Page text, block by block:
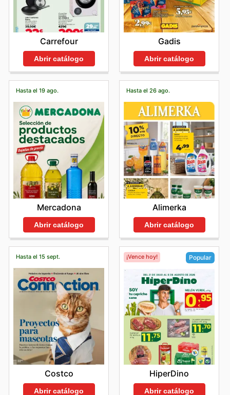
Carrefour
Abrir catálogo
Gadis
Abrir catálogo
Hasta el 19 ago.
Mercadona
Abrir catálogo
Hasta el 26 ago.
Alimerka
Abrir catálogo
Hasta el 15 sept.
Costco
Abrir catálogo
¡Vence hoy! Popular
HiperDino
Abrir catálogo